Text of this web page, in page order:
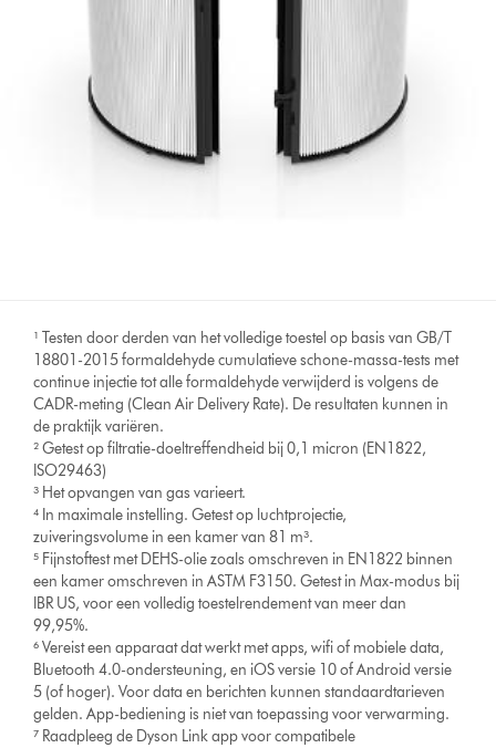
¹ Testen door derden van het volledige toestel op basis van GB/T
18801-2015 formaldehyde cumulatieve schone-massa-tests met
continue injectie tot alle formaldehyde verwijderd is volgens de
CADR-meting (Clean Air Delivery Rate). De resultaten kunnen in
de praktijk variëren.
² Getest op filtratie-doeltreffendheid bij 0,1 micron (EN1822,
ISO29463)
³ Het opvangen van gas varieert.
⁴ In maximale instelling. Getest op luchtprojectie,
zuiveringsvolume in een kamer van 81 m³.
⁵ Fijnstoftest met DEHS-olie zoals omschreven in EN1822 binnen
een kamer omschreven in ASTM F3150. Getest in Max-modus bij
IBR US, voor een volledig toestelrendement van meer dan
99,95%.
⁶ Vereist een apparaat dat werkt met apps, wifi of mobiele data,
Bluetooth 4.0-ondersteuning, en iOS versie 10 of Android versie
5 (of hoger). Voor data en berichten kunnen standaardtarieven
gelden. App-bediening is niet van toepassing voor verwarming.
⁷ Raadpleeg de Dyson Link app voor compatibele